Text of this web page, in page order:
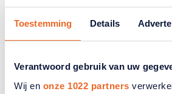
Toestemming Details
Verantwoord gebruik van uw
Wij en onze 1022 partners
Theatershow Dag
De theatervoorstelling Dag Mama
moeder die door dementie steeds